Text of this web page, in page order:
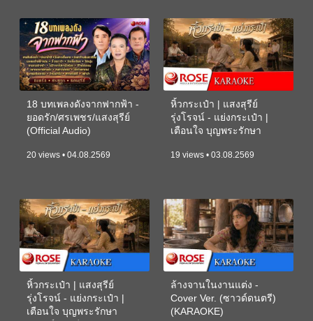
18 บทเพลงดังจากฟากฟ้า -
ยอดรัก/ศรเพชร/แสงสุรีย์
(Official Audio)
20 views • 04.08.2569
หิ้วกระเป๋า | แสงสุรีย์
รุ่งโรจน์ - แย่งกระเป๋า |
เตือนใจ บุญพระรักษา
19 views • 03.08.2569
หิ้วกระเป๋า | แสงสุรีย์
รุ่งโรจน์ - แย่งกระเป๋า |
เตือนใจ บุญพระรักษา
ล้างจานในงานแต่ง -
Cover Ver. (ซาวด์ดนตรี)
(KARAOKE)